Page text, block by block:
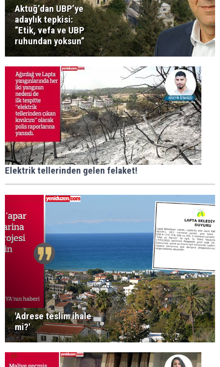
Aktuğ’dan UBP’ye
adaylık tepkisi:
“Etik, vefa ve UBP
ruhundan yoksun”
Elektrik tellerinden gelen felaket!
'Adrese teslim ihale
mi?'